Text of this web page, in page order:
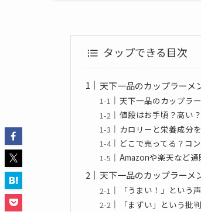
タップできる目次
天下一品のカップラーメ
天下一品のカップラ
値段はお手頃？高い？
カロリーと栄養成分
どこで売ってる？コ
Amazonや楽天など通
天下一品のカップラーメ
「うまい！」という声
「まずい」という批